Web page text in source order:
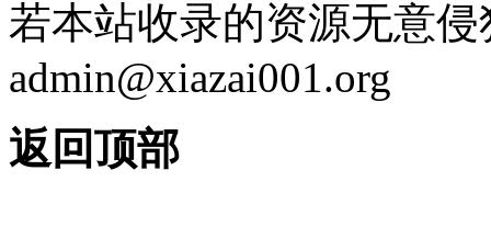
若本站收录的资源无意
admin@xiazai001.org
返回顶部